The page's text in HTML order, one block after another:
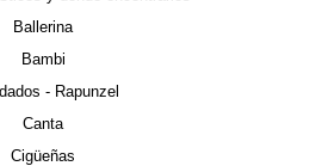
Ballerina
Bambi
- Rapunzel
Canta
Cigüeñas